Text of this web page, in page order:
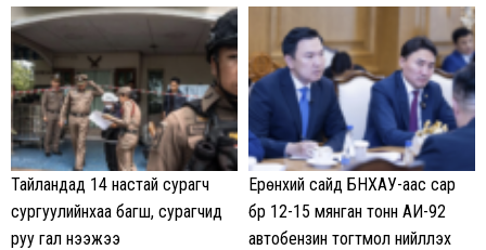
Тайландад 14 настай сурагч
сургуулийнхаа багш, сурагчид
руу гал нээжээ
Ерөнхий сайд БНХАУ-аас сар
бүр 12-15 мянган тонн АИ-92
автобензин тогтмол нийлүүлэх